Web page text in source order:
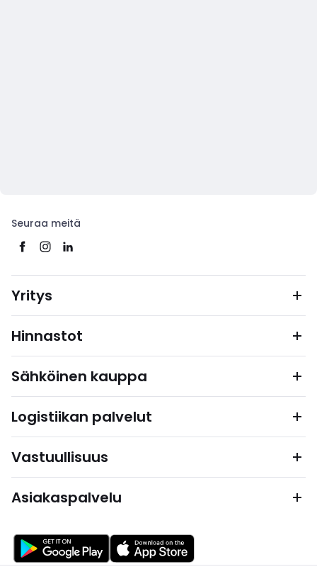
Seuraa meitä
Yritys
Hinnastot
Sähköinen kauppa
Logistiikan palvelut
Vastuullisuus
Asiakaspalvelu